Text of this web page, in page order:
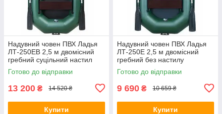
Надувний човен ПВХ Ладья
ЛТ-250ЕВ 2,5 м двомісний
гребний суцільний настил
пересувні/стаціонарні
сидіння
Готово до відправки
13 200 ₴ 14 520 ₴
Купити
Надувний човен ПВХ Ладья
ЛТ-250Е 2,5 м двомісний
гребний без настилу
пересувні/стаціонарні
сидіння
Готово до відправки
9 690 ₴ 10 659 ₴
Купити